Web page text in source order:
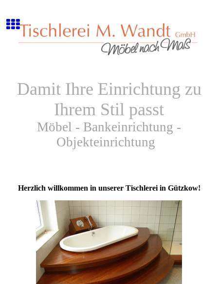
Damit Ihre Einrichtung zu
Ihrem Stil passt
Möbel - Bankeinrichtung -
Objekteinrichtung
Herzlich willkommen in unserer Tischlerei in Gützkow!